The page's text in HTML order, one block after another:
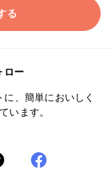
る
ロー
、簡単においしく
います。